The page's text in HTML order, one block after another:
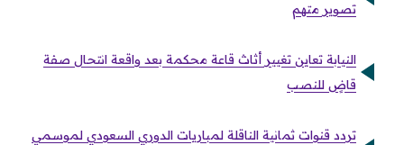
تصوير متهم
النيابة تعاين تغيير أثاث قاعة محكمة بعد واقعة انتحال صفة
قاضٍ للنصب
تردد قنوات ثمانية الناقلة لمباريات الدوري السعودي لموسمي